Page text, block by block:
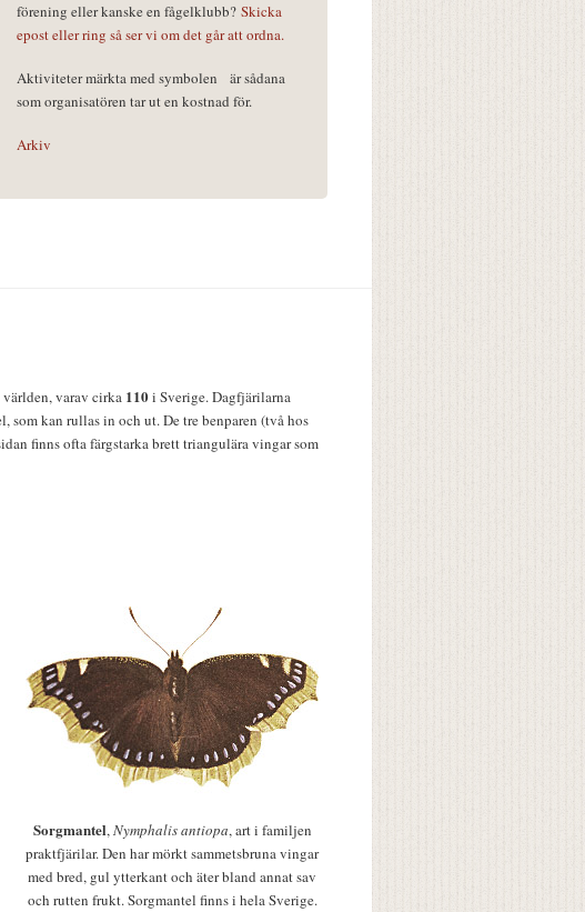
förening eller kanske en fågelklubb? Skicka
epost eller ring så ser vi om det går att ordna.
Aktiviteter märkta med symbolen
är sådana
som organisatören tar ut en kostnad för.
Arkiv
varav cirka 110i Sverige. Dagfjärilarna
som kan rullas in och ut. De tre benparen (två hos
finns ofta färgstarka brett triangulära vingar som
Sorgmantel,Nymphalis antiopa, art i familjen
praktfjärilar. Den har mörkt sammetsbruna vingar
med bred, gul ytterkant och äter bland annat sav
och rutten frukt. Sorgmantel finns i hela Sverige.